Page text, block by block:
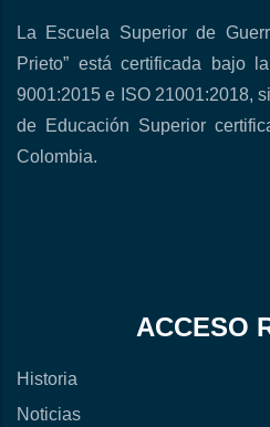
La Escuela Superior de
Prieto” está certificada bajo
9001:2015 e ISO 21001:2018,
de Educación Superior
Colombia.
ACCESO
Historia
Noticias